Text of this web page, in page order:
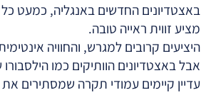
באצטדיונים החדשים באנגליה, כמעט
מציע זווית ראייה טובה.
היציעים קרובים למגרש, והחוויה
אבל באצטדיונים הוותיקים כמו
עדיין קיימים עמודי תקרה שמסתירים